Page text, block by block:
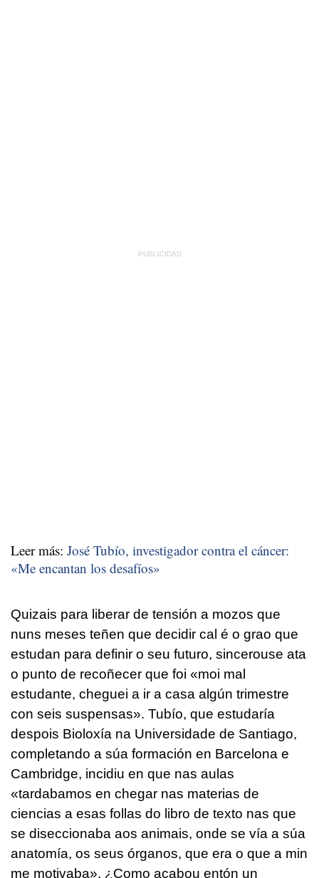
Leer más: José Tubío, investigador contra el cáncer:
«Me encantan los desafíos»
Quizais para liberar de tensión a mozos que
nuns meses teñen que decidir cal é o grao que
estudan para definir o seu futuro, sincerouse ata
o punto de recoñecer que foi «moi mal
estudante, cheguei a ir a casa algún trimestre
con seis suspensas». Tubío, que estudaría
despois Bioloxía na Universidade de Santiago,
completando a súa formación en Barcelona e
Cambridge, incidiu en que nas aulas
«tardabamos en chegar nas materias de
ciencias a esas follas do libro de texto nas que
se diseccionaba aos animais, onde se vía a súa
anatomía, os seus órganos, que era o que a min
me motivaba». ¿Como acabou entón un